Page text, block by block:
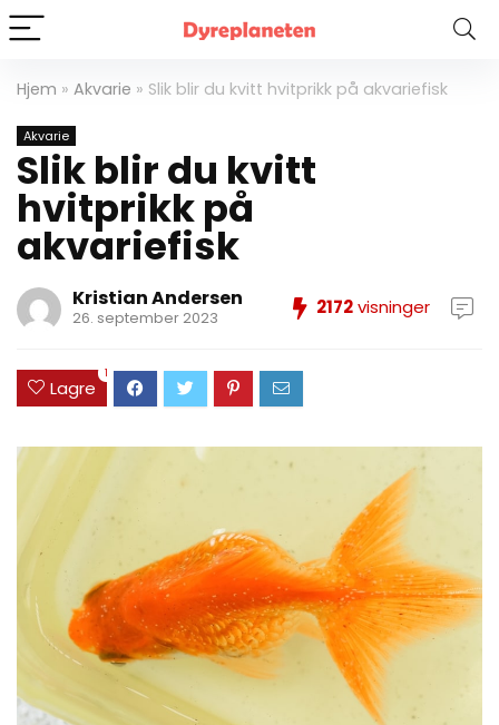
Hjem » Akvarie » Slik blir du kvitt hvitprikk på akvariefisk
Akvarie
Slik blir du kvitt
hvitprikk på
akvariefisk
Kristian Andersen
26. september 2023 2172visninger
Lagre
1